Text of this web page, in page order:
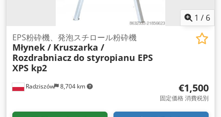
1 / 6
Radziszów 8,704 km
EPS粉砕機、発泡スチロール粉砕機
Młynek / Kruszarka /
Rozdrabniaczdo styropianu EPS
XPS kp2
€1,500
固定価格 消費税別